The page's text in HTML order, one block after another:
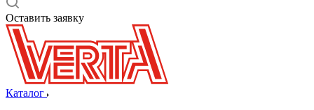
Оставить заявку
Каталог